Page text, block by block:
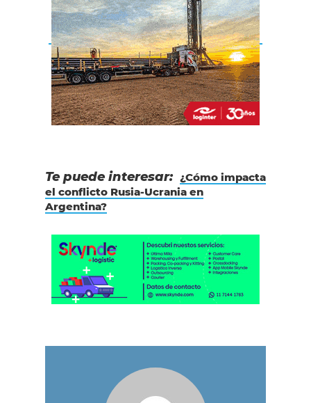
Te puede interesar: ¿Cómo impacta
el conflicto Rusia-Ucrania en
Argentina?